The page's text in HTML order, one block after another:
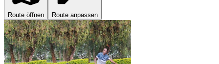
Route öffnen Route anpassen